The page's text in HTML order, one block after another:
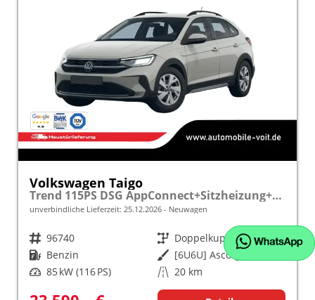
Volkswagen Taigo
Trend 115PS DSG AppConnect+Sitzheizung+PDC+Alu16+LED+DAB+FrontAssist
unverbindliche Lieferzeit: 25.12.2026 Neuwagen
Fahrzeugnr. 96740 Getriebe
Doppelkupplungsgetriebe (DSG)
Kraftstoff Benzin Außenfarbe [6U6U] Ascotgrau
Leistung 85 kW (116 PS) Kilometerstand 20 km